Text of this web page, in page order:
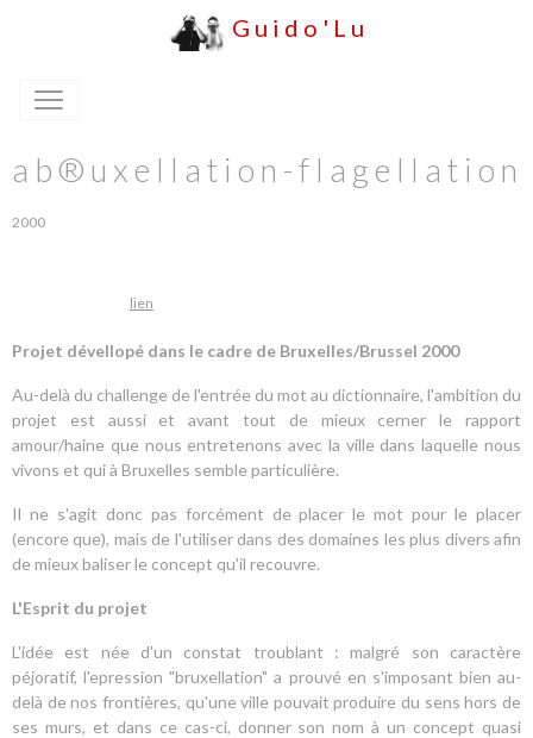
G u i d o ' L u
a b ® u x e l l a t i o n - f l a g e l l a t i o n
2000
lien
Projet dévellopé dans le cadre de Bruxelles/Brussel 2000
Au-delà du challenge de l'entrée du mot au dictionnaire, l'ambition du
projet est aussi et avant tout de mieux cerner le rapport
amour/haine que nous entretenons avec la ville dans laquelle nous
vivons et qui à Bruxelles semble particulière.
Il ne s'agit donc pas forcément de placer le mot pour le placer
(encore que), mais de l'utiliser dans des domaines les plus divers afin
de mieux baliser le concept qu'il recouvre.
L'Esprit du projet
L'idée est née d'un constat troublant : malgré son caractère
péjoratif, l'epression "bruxellation" a prouvé en s'imposant bien au-
delà de nos frontières, qu'une ville pouvait produire du sens hors de
ses murs, et dans ce cas-ci, donner son nom à un concept quasi